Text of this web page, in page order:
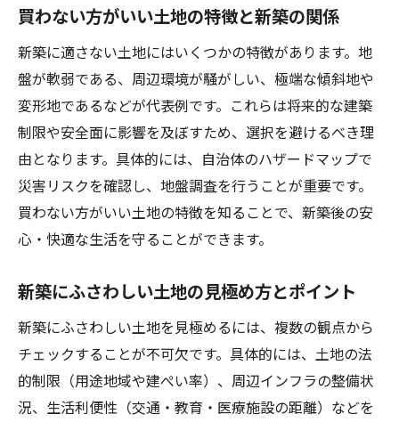
新築土地探しで未公開情報を得る具体策
未公開土地の探し方で新築の選択肢を広げ
る
新築向き未公開土地の見極めポイント
新築計画で未公開土地を活用する流れ
土地探しに役立つ市役所での情報収集術
新築土地探しで市役所を活用する方法
市役所での情報収集が新築選びに役立つ理
新築の土地探しで市役所に確認すべき事項
市役所の情報を新築土地選びに生かすコツ
新築計画と市役所での土地情報の見方
土地探しに市役所を使う新築の裏ワザ
注文住宅を叶えるための土地選定ポイント
買わない方がいい土地の特徴と新築の関係
新築に適さない土地にはいくつかの特徴があります。地
盤が軟弱である、周辺環境が騒がしい、極端な傾斜地や
変形地であるなどが代表例です。これらは将来的な建築
制限や安全面に影響を及ぼすため、選択を避けるべき理
由となります。具体的には、自治体のハザードマップで
災害リスクを確認し、地盤調査を行うことが重要です。
買わない方がいい土地の特徴を知ることで、新築後の安
心・快適な生活を守ることができます。
新築にふさわしい土地の見極め方とポイント
新築にふさわしい土地を見極めるには、複数の観点から
チェックすることが不可欠です。具体的には、土地の法
的制限（用途地域や建ぺい率）、周辺インフラの整備状
況、生活利便性（交通・教育・医療施設の距離）などを